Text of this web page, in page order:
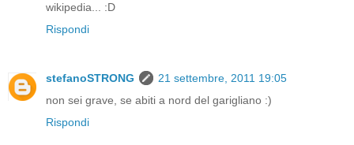
wikipedia... :D
Rispondi
stefanoSTRONG
21 settembre, 2011 19:05
non sei grave, se abiti a nord del garigliano :)
Rispondi